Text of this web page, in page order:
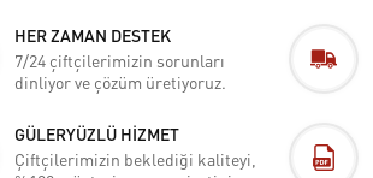
HER ZAMAN DESTEK
7/24 çiftçilerimizin sorunları
dinliyor ve çözüm üretiyoruz.
GÜLERYÜZLÜ HİZMET
Çiftçilerimizin beklediği kaliteyi,